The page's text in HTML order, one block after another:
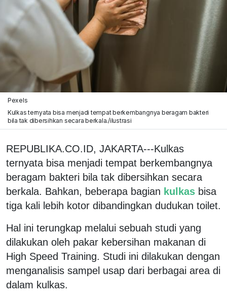
Pexels
Kulkas ternyata bisa menjadi tempat berkembangnya beragam bakteri
bila tak dibersihkan secara berkala./ilustrasi
REPUBLIKA.CO.ID, JAKARTA---Kulkas
ternyata bisa menjadi tempat berkembangnya
beragam bakteri bila tak dibersihkan secara
berkala. Bahkan, beberapa bagian kulkas bisa
tiga kali lebih kotor dibandingkan dudukan toilet.
Hal ini terungkap melalui sebuah studi yang
dilakukan oleh pakar kebersihan makanan di
High Speed Training. Studi ini dilakukan dengan
menganalisis sampel usap dari berbagai area di
dalam kulkas.